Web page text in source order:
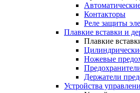
Контакторы
Реле защиты
Плавкие вставки и
Плавкие
Ножевые
Держатели
Устройства